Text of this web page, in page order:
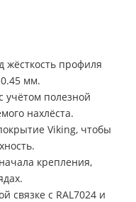
жёсткость профиля
мм.
учётом полезной
нахлёста.
Viking, чтобы
крепления,
связке с RAL7024 и